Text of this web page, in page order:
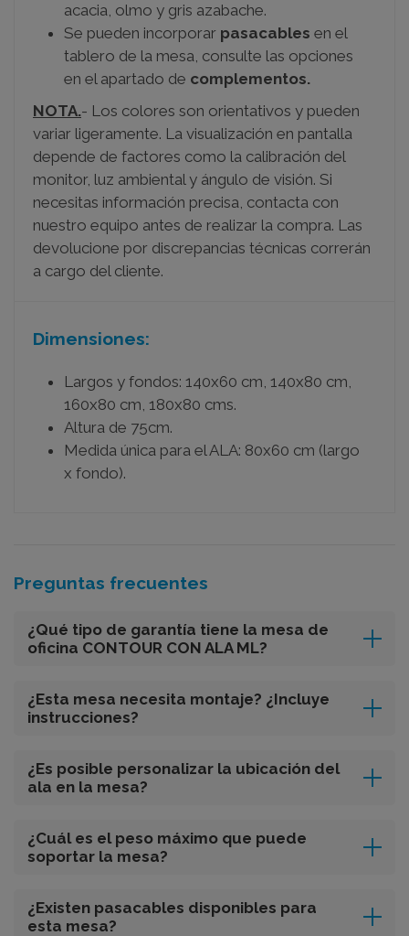
acacia, olmo y gris azabache.
Se pueden incorporar pasacables en el
tablero de la mesa, consulte las opciones
en el apartado de complementos.
NOTA.- Los colores son orientativos y pueden
variar ligeramente. La visualización en pantalla
depende de factores como la calibración del
monitor, luz ambiental y ángulo de visión. Si
necesitas información precisa, contacta con
nuestro equipo antes de realizar la compra. Las
devolucione por discrepancias técnicas correrán
a cargo del cliente.
Dimensiones:
Largos y fondos: 140x60 cm, 140x80 cm,
160x80 cm, 180x80 cms.
Altura de 75cm.
Medida única para el ALA: 80x60 cm (largo
x fondo).
Preguntas frecuentes
¿Qué tipo de garantía tiene la mesa de
oficina CONTOUR CON ALA ML?
¿Esta mesa necesita montaje? ¿Incluye
instrucciones?
¿Es posible personalizar la ubicación del
ala en la mesa?
¿Cuál es el peso máximo que puede
soportar la mesa?
¿Existen pasacables disponibles para
esta mesa?